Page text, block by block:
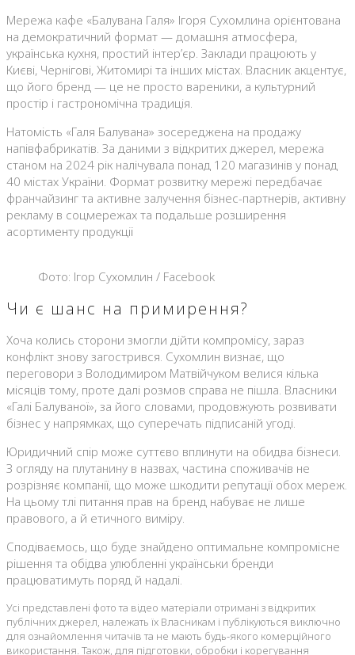
Мережа кафе «Балувана Галя» Ігоря Сухомлина орієнтована
на демократичний формат — домашня атмосфера,
українська кухня, простий інтер’єр. Заклади працюють у
Києві, Чернігові, Житомирі та інших містах. Власник акцентує,
що його бренд — це не просто вареники, а культурний
простір і гастрономічна традиція.
Натомість «Галя Балувана» зосереджена на продажу
напівфабрикатів. За даними з відкритих джерел, мережа
станом на 2024 рік налічувала понад 120 магазинів у понад
40 містах України. Формат розвитку мережі передбачає
франчайзинг та активне залучення бізнес-партнерів, активну
рекламу в соцмережах та подальше розширення
асортименту продукції
Фото: Ігор Сухомлин / Facebook
Чи є шанс на примирення?
Хоча колись сторони змогли дійти компромісу, зараз
конфлікт знову загострився. Сухомлин визнає, що
переговори з Володимиром Матвійчуком велися кілька
місяців тому, проте далі розмов справа не пішла. Власники
«Галі Балуваної», за його словами, продовжують розвивати
бізнес у напрямках, що суперечать підписаній угоді.
Юридичний спір може суттєво вплинути на обидва бізнеси.
З огляду на плутанину в назвах, частина споживачів не
розрізняє компанії, що може шкодити репутації обох мереж.
На цьому тлі питання прав на бренд набуває не лише
правового, а й етичного виміру.
Сподіваємось, що буде знайдено оптимальне компромісне
рішення та обідва улюбленні українськи бренди
працюватимуть поряд й надалі.
Усі представлені фото та відео матеріали отримані з відкритих
публічних джерел, належать їх Власникам і публікуються виключно
для ознайомлення читачів та не мають будь-якого комерційного
використання. Також, для підготовки, обробки і корегування